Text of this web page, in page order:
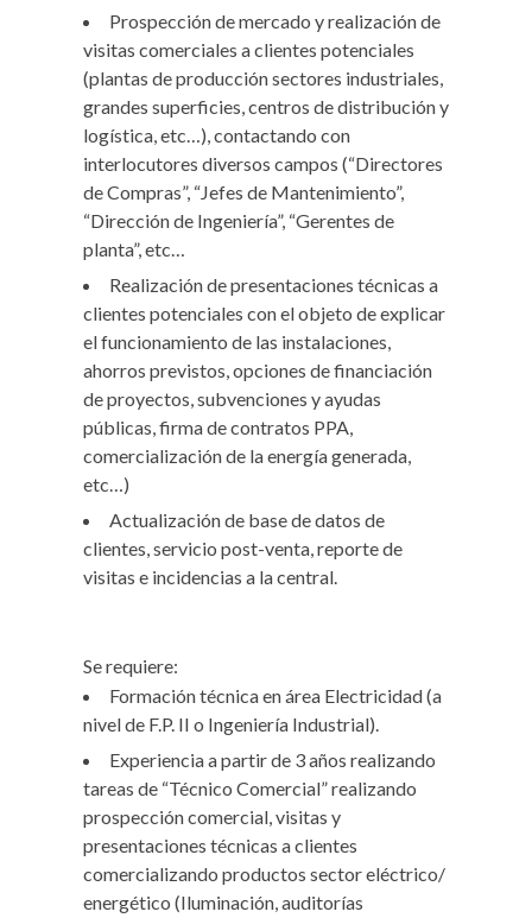
Prospección de mercado y realización de
visitas comerciales a clientes potenciales
(plantas de producción sectores industriales,
grandes superficies, centros de distribución y
logística, etc…), contactando con
interlocutores diversos campos (“Directores
de Compras”, “Jefes de Mantenimiento”,
“Dirección de Ingeniería”, “Gerentes de
planta”, etc…
Realización de presentaciones técnicas a
clientes potenciales con el objeto de explicar
el funcionamiento de las instalaciones,
ahorros previstos, opciones de financiación
de proyectos, subvenciones y ayudas
públicas, firma de contratos PPA,
comercialización de la energía generada,
etc…)
Actualización de base de datos de
clientes, servicio post-venta, reporte de
visitas e incidencias a la central.
Se requiere:
Formación técnica en área Electricidad (a
nivel de F.P. II o Ingeniería Industrial).
Experiencia a partir de 3 años realizando
tareas de “Técnico Comercial” realizando
prospección comercial, visitas y
presentaciones técnicas a clientes
comercializando productos sector eléctrico/
energético (Iluminación, auditorías